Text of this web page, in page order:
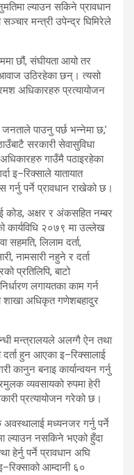
ल्याउन सकिने प्रावधान
मन्त्री उपेन्द्र घिमिरेले
छौं, संघीयता आयो तर
उठिरहेका छन्। त्यसो
अधिकारहरु प्रत्यायोजन
पाउनु पर्छ भन्नेमा छ,’
सरकारी सेवासुविधा
गाउँमै पठाइरहेका
इ–रिक्साले यातायात
गर्नु पर्ने प्रावधान राखेको छ।
कोड, अक्षर र अंकसहित नम्बर
कार्यविधि २०७९ मा उल्लेख
सहमति, लिलाम दर्ता,
नामसारी नहुने र दर्ता
प्रतिलिपि, बाटो
लगायतका काम गर्न
शाखा अधिकृत गणेशबहादुर
मन्त्रालयले अलग्गै ऐन तथा
हुन आएका इ–रिक्सालाई
कानुन बनाइ कार्यान्वयन गर्नु
व्यवसायको रुपमा हेरी
प्रत्यायोजन गरेको छ।
अवस्थालाई मध्यनजर गर्नु पर्ने
ल्याउन नसकिने भएको हुँदा
हेर्नु पर्ने प्रावधान अघि
आम्दानी ६०